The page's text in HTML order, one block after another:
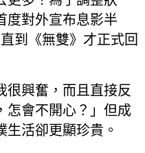
度對外宣布息影半
到《無雙》才正式回
很興奮，而且直接反
怎會不開心？」但成
生活卻更顯珍貴。